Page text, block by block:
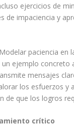
ejercicios de
impaciencia y
paciencia en
ejemplo
mensajes
los esfuerzos y
de que los logros
crítico